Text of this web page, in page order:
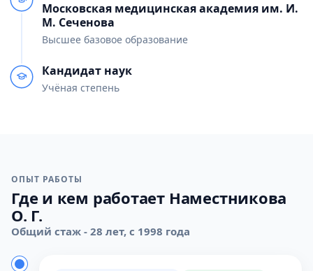
Московская медицинская академия им. И.
М. Сеченова
Высшее базовое образование
Кандидат наук
Учёная степень
ОПЫТ РАБОТЫ
Где и кем работает Наместникова
О. Г.
Общий стаж - 28 лет, с 1998 года